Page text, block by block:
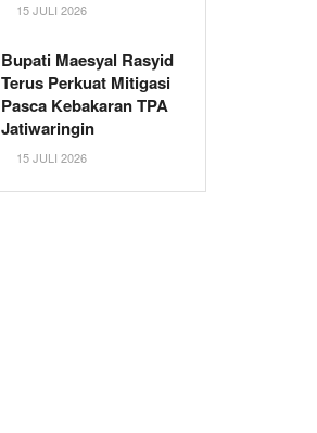
15 JULI 2026
Bupati Maesyal Rasyid
Terus Perkuat Mitigasi
Pasca Kebakaran TPA
Jatiwaringin
15 JULI 2026